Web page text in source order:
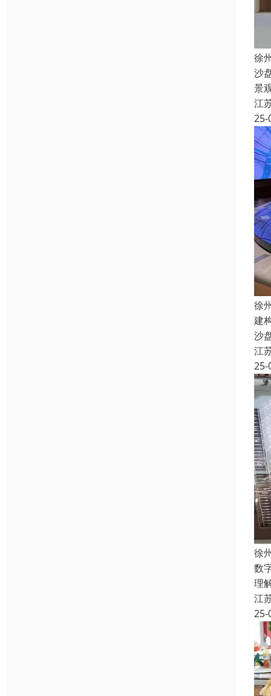
徐
沙
景
江
25-
徐
建
沙
江
25-
徐
数
理
江
25-